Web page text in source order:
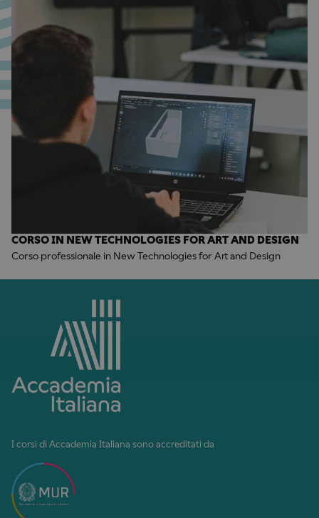
CORSO IN NEW TECHNOLOGIES FOR ART AND DESIGN
Corso professionale in New Technologies for Art and Design
I corsi di Accademia Italiana sono accreditati da